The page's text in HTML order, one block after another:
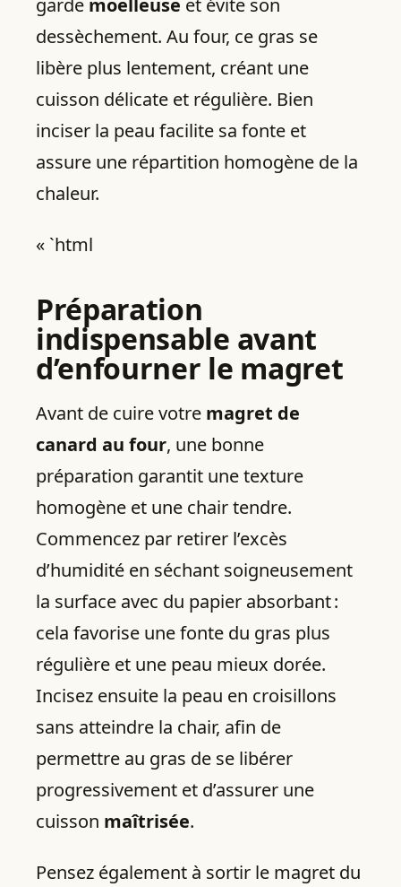
garde moelleuse et évite son
dessèchement. Au four, ce gras se
libère plus lentement, créant une
cuisson délicate et régulière. Bien
inciser la peau facilite sa fonte et
assure une répartition homogène de la
chaleur.
« `html
Préparation
indispensable avant
d’enfourner le magret
Avant de cuire votre magret de
canard au four, une bonne
préparation garantit une texture
homogène et une chair tendre.
Commencez par retirer l’excès
d’humidité en séchant soigneusement
la surface avec du papier absorbant :
cela favorise une fonte du gras plus
régulière et une peau mieux dorée.
Incisez ensuite la peau en croisillons
sans atteindre la chair, afin de
permettre au gras de se libérer
progressivement et d’assurer une
cuisson maîtrisée.
Pensez également à sortir le magret du